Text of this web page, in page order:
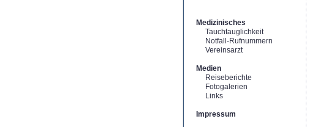
Medizinisches
Tauchtauglichkeit
Notfall-Rufnummern
Vereinsarzt
Medien
Reiseberichte
Fotogalerien
Links
Impressum